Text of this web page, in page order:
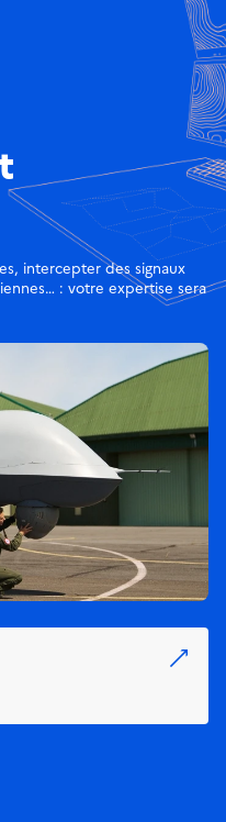
intercepter des signaux
: votre expertise sera